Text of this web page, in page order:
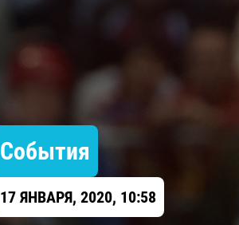
События
17 ЯНВАРЯ, 2020, 10:58